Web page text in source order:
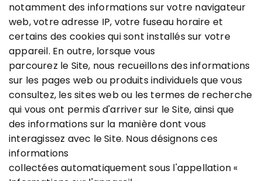
notamment des informations sur votre navigateur
web, votre adresse IP, votre fuseau horaire et
certains des cookies qui sont installés sur votre
appareil. En outre, lorsque vous
parcourez le Site, nous recueillons des informations
sur les pages web ou produits individuels que vous
consultez, les sites web ou les termes de recherche
qui vous ont permis d'arriver sur le Site, ainsi que
des informations sur la manière dont vous
interagissez avec le Site. Nous désignons ces
informations
collectées automatiquement sous l'appellation «